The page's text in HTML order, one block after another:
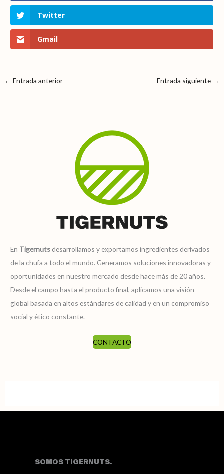
Twitter
Gmail
← Entrada anterior Entrada siguiente →
En Tigernuts desarrollamos y exportamos ingredientes derivados
de la chufa a todo el mundo. Generamos soluciones innovadoras y
oportunidades en nuestro mercado desde hace más de 20 años.
Desde el campo hasta el producto final, aplicamos una visión
global basada en altos estándares de calidad y en un compromiso
social y ético constante.
CONTACTO
SOMOS TIGERNUTS.